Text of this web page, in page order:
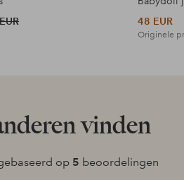
48 EUR
Originele
vinden
op 5 beoordelingen